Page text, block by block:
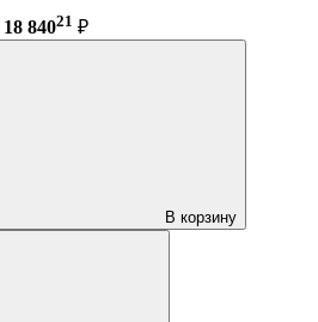
18 84021 ₽
В корзину